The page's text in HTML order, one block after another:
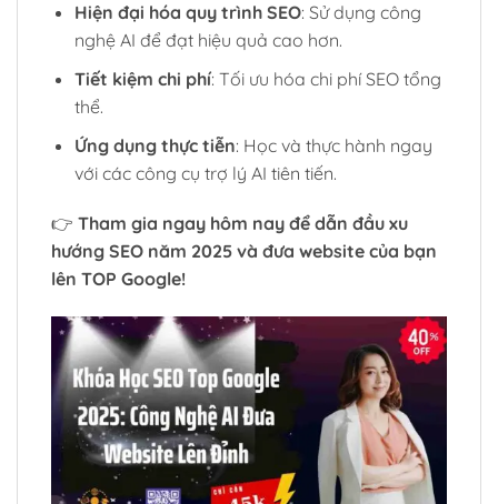
Hiện đại hóa quy trình SEO: Sử dụng công
nghệ AI để đạt hiệu quả cao hơn.
Tiết kiệm chi phí: Tối ưu hóa chi phí SEO tổng
thể.
Ứng dụng thực tiễn: Học và thực hành ngay
với các công cụ trợ lý AI tiên tiến.
👉 Tham gia ngay hôm nay để dẫn đầu xu
hướng SEO năm 2025 và đưa website của bạn
lên TOP Google!